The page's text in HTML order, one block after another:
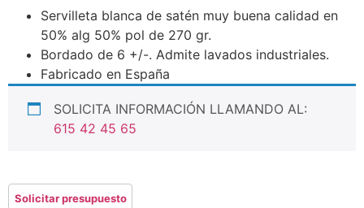
Servilleta blanca de satén muy buena calidad en
50% alg 50% pol de 270 gr.
Bordado de 6 +/-. Admite lavados industriales.
Fabricado en España
SOLICITA INFORMACIÓN LLAMANDO AL:
615 42 45 65